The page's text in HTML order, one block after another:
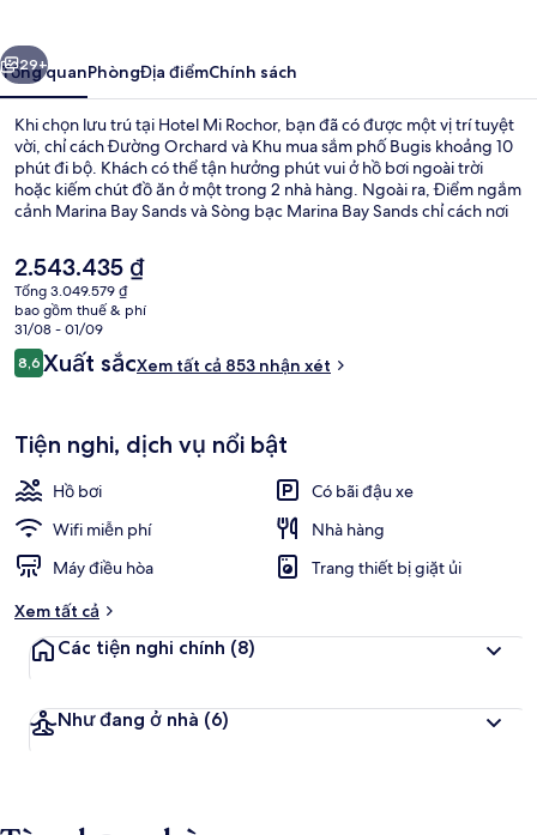
Tiếp
29+
Tổng quanPhòngĐịa điểmChính sách
Khi chọn lưu trú tại Hotel Mi Rochor, bạn đã có được một vị trí tuyệt
vời, chỉ cách Đường Orchard và Khu mua sắm phố Bugis khoảng 10
phút đi bộ. Khách có thể tận hưởng phút vui ở hồ bơi ngoài trời
hoặc kiếm chút đồ ăn ở một trong 2 nhà hàng. Ngoài ra, Điểm ngắm
cảnh Marina Bay Sands và Sòng bạc Marina Bay Sands chỉ cách nơi
ấn tượng tốt đẹp trong lòng du khách. Nơi lưu trú nằm cách dịch vụ
giao thông công cộng một quãng đi bộ ngắn: cách Ga MRT Rochor
2 phút và Ga Little India 7 phút.
Giá
hiện
tại
là
2.543.435 ₫
2.543.435 ₫
Tổng 3.049.579 ₫
bao gồm thuế & phí
31/08 - 01/09
Nhận
xét
8,68,6 trên 10,
Xuất sắcXem tất cả 853 nhận xét
Tiện nghi, dịch vụ nổi bật
Hồ bơi
Có bãi đậu xe
Wifi miễn phí
Nhà hàng
Máy điều hòa
Trang thiết bị giặt ủi
Xem tất cả
Các tiện nghi chính (8)
Như đang ở nhà (6)